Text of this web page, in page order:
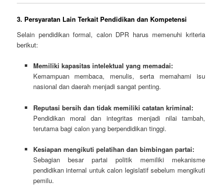
3. Persyaratan Lain Terkait Pendidikan dan Kompetensi
Selain pendidikan formal, calon DPR harus memenuhi kriteria
berikut:
Memiliki kapasitas intelektual yang memadai:
Kemampuan membaca, menulis, serta memahami isu
nasional dan daerah menjadi sangat penting.
Reputasi bersih dan tidak memiliki catatan kriminal:
Pendidikan moral dan integritas menjadi nilai tambah,
terutama bagi calon yang berpendidikan tinggi.
Kesiapan mengikuti pelatihan dan bimbingan partai:
Sebagian besar partai politik memiliki mekanisme
pendidikan internal untuk calon legislatif sebelum mengikuti
pemilu.